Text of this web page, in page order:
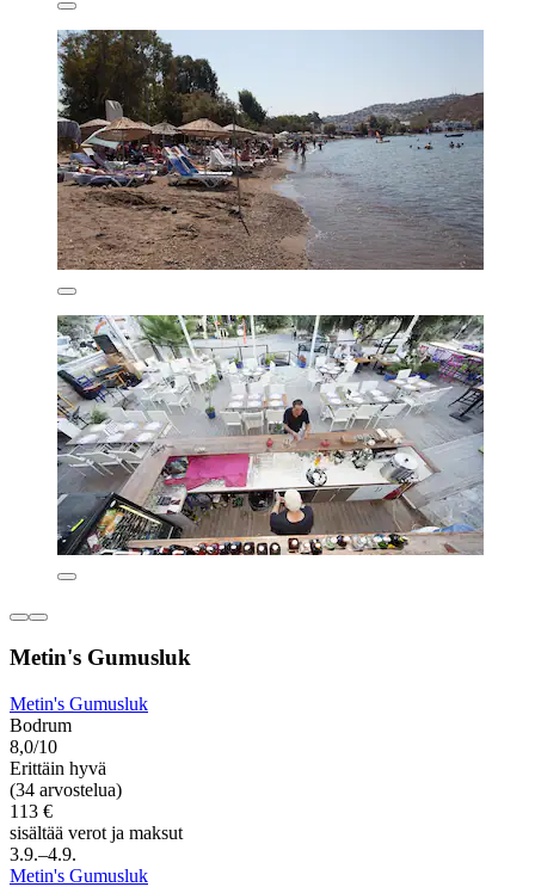
Metin's Gumusluk
Metin's Gumusluk
Bodrum
8,0/10
Erittäin hyvä
(34 arvostelua)
113 €
sisältää verot ja maksut
3.9.–4.9.
Metin's Gumusluk